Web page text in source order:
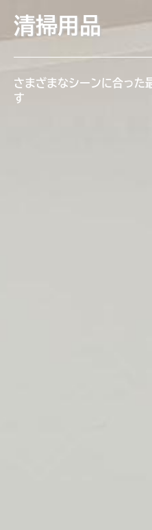
清掃用品
さまざまなシーンに合った
す